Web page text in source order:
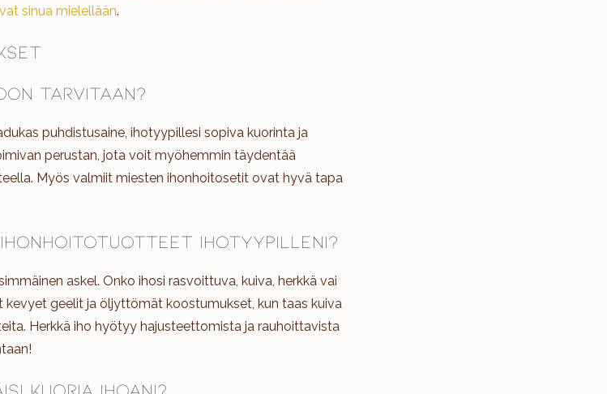
sinua mielellään.
tarvitaan?
puhdistusaine, ihotyypillesi sopiva kuorinta ja
perustan, jota voit myöhemmin täydentää
Myös valmiit miesten ihonhoitosetit ovat hyvä tapa
ihotyypilleni?
askel. Onko ihosi rasvoittuva, kuiva, herkkä vai
geelit ja öljyttömät koostumukset, kun taas kuiva
Herkkä iho hyötyy hajusteettomista ja rauhoittavista
kuoria ihoani?